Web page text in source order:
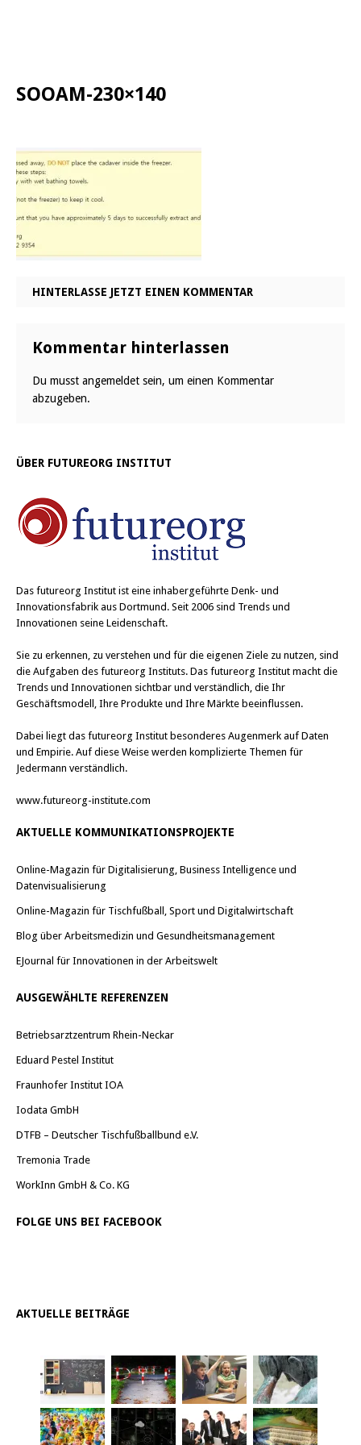
SOOAM-230×140
HINTERLASSE JETZT EINEN KOMMENTAR
Kommentar hinterlassen
Du musst angemeldet sein, um einen Kommentar
abzugeben.
ÜBER FUTUREORG INSTITUT
Das futureorg Institut ist eine inhabergeführte Denk- und
Innovationsfabrik aus Dortmund. Seit 2006 sind Trends und
Innovationen seine Leidenschaft.
Sie zu erkennen, zu verstehen und für die eigenen Ziele zu nutzen, sind
die Aufgaben des futureorg Instituts. Das futureorg Institut macht die
Trends und Innovationen sichtbar und verständlich, die Ihr
Geschäftsmodell, Ihre Produkte und Ihre Märkte beeinflussen.
Dabei liegt das futureorg Institut besonderes Augenmerk auf Daten
und Empirie. Auf diese Weise werden komplizierte Themen für
Jedermann verständlich.
www.futureorg-institute.com
AKTUELLE KOMMUNIKATIONSPROJEKTE
Online-Magazin für Digitalisierung, Business Intelligence und
Datenvisualisierung
Online-Magazin für Tischfußball, Sport und Digitalwirtschaft
Blog über Arbeitsmedizin und Gesundheitsmanagement
EJournal für Innovationen in der Arbeitswelt
AUSGEWÄHLTE REFERENZEN
Betriebsarztzentrum Rhein-Neckar
Eduard Pestel Institut
Fraunhofer Institut IOA
Iodata GmbH
DTFB – Deutscher Tischfußballbund e.V.
Tremonia Trade
WorkInn GmbH & Co. KG
FOLGE UNS BEI FACEBOOK
AKTUELLE BEITRÄGE